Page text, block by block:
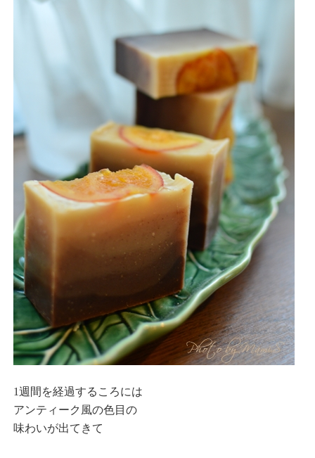
1週間を経過するころには
アンティーク風の色目の
味わいが出てきて